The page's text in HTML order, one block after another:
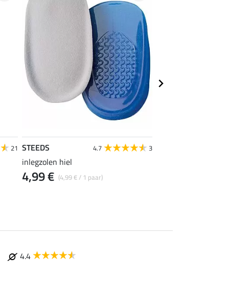
21 STEEDS 4.7 3
inlegzolen hiel
(4,99 € / 1 paar)
4,99 €
4.4